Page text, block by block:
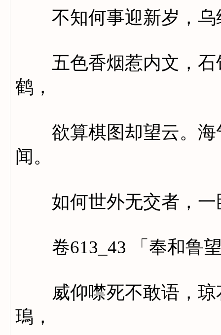
不知何事迎新岁，乌
五色香烟惹内文，石
鹤，
欲算棋图却望云。海
闻。
如何世外无交者，一
卷613_43 「奉和鲁望
威仰噤死不敢语，琼
鳿，